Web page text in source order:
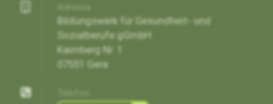
Bildungswerk für Gesundheit- und
Sozialberufe gGmbH
Kaimberg Nr. 1
07551 Gera